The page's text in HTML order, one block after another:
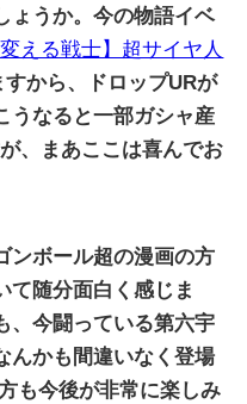
ょうか。今の物語イベ
変える戦士】超サイヤ人
すから、ドロップURが
うなると一部ガシャ産
、まあここは喜んでお
ンボール超の漫画の方
て随分面白く感じま
、今闘っている第六宇
んかも間違いなく登場
も今後が非常に楽しみ